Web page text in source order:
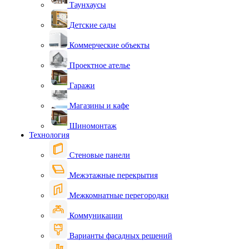
Таунхаусы
Детские сады
Коммерческие объекты
Проектное ателье
Гаражи
Магазины и кафе
Шиномонтаж
Технология
Стеновые панели
Межэтажные перекрытия
Межкомнатные перегородки
Коммуникации
Варианты фасадных решений